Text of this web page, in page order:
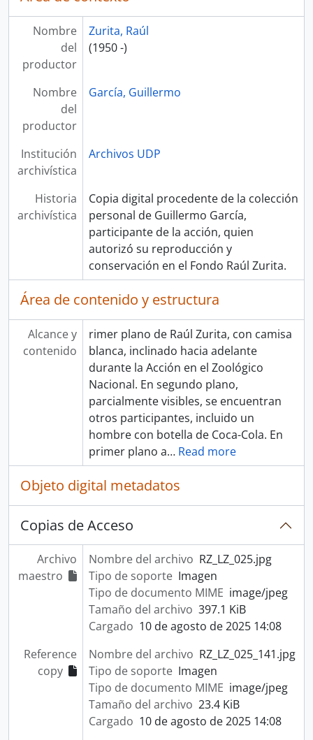
Nombre
del
productor
Zurita, Raúl
(1950 -)
Nombre
del
productor
García, Guillermo
Institución
archivística
Archivos UDP
Historia
archivística
Copia digital procedente de la colección
personal de Guillermo García,
participante de la acción, quien
autorizó su reproducción y
conservación en el Fondo Raúl Zurita.
Área de contenido y estructura
Alcance y
contenido
rimer plano de Raúl Zurita, con camisa
blanca, inclinado hacia adelante
durante la Acción en el Zoológico
Nacional. En segundo plano,
parcialmente visibles, se encuentran
otros participantes, incluido un
hombre con botella de Coca-Cola. En
primer plano a… Read more
Objeto digital metadatos
Copias de Acceso
Archivo
maestro
Nombre del archivo RZ_LZ_025.jpg
Tipo de soporte Imagen
Tipo de documento MIME image/jpeg
Tamaño del archivo 397.1 KiB
Cargado 10 de agosto de 2025 14:08
Reference
copy
Nombre del archivo RZ_LZ_025_141.jpg
Tipo de soporte Imagen
Tipo de documento MIME image/jpeg
Tamaño del archivo 23.4 KiB
Cargado 10 de agosto de 2025 14:08